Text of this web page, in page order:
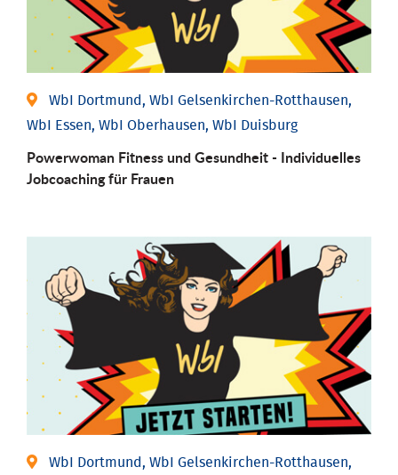
WbI Dortmund, WbI Gelsenkirchen-Rotthausen,
WbI Essen, WbI Oberhausen, WbI Duisburg
Powerwoman Fitness und Gesund­heit - Individu­elles
Job­coaching für Frauen
WbI Dortmund, WbI Gelsenkirchen-Rotthausen,